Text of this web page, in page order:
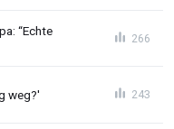
“Echte
266
weg?' 243